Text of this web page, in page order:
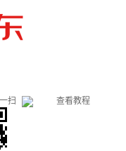
扫 查看教程